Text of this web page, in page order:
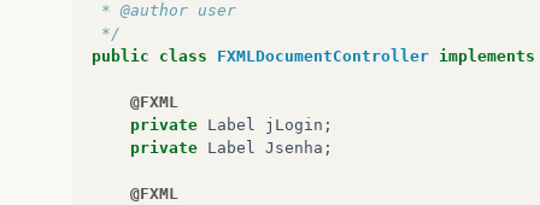
* @author user
*/
public
class FXMLDocumentController implements
@FXML
private Label jLogin ;
private Label Jsenha ;
@FXML